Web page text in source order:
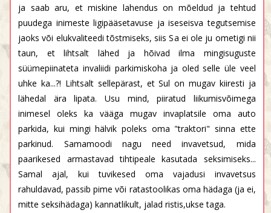
ja saab aru, et miskine lahendus on mõeldud ja tehtud
puudega inimeste ligipääsetavuse ja iseseisva tegutsemise
jaoks või elukvaliteedi tõstmiseks, siis Sa ei ole ju ometigi nii
taun, et lihtsalt lähed ja hõivad ilma mingisuguste
süümepiinateta invaliidi parkimiskoha ja oled selle üle veel
uhke ka...?! Lihtsalt sellepärast, et Sul on mugav kiiresti ja
lähedal ära lipata. Usu mind, piiratud liikumisvõimega
inimesel oleks ka vääga mugav invaplatsile oma auto
parkida, kui mingi hälvik poleks oma "traktori" sinna ette
parkinud. Samamoodi nagu need invavetsud, mida
paarikesed armastavad tihtipeale kasutada seksimiseks...
Samal ajal, kui tuvikesed oma vajadusi invavetsus
rahuldavad, passib pime või ratastoolikas oma hädaga (ja ei,
mitte seksihädaga) kannatlikult, jalad ristis,ukse taga.